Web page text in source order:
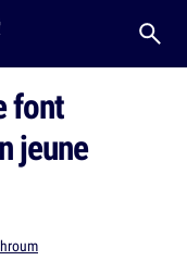
font
jeune